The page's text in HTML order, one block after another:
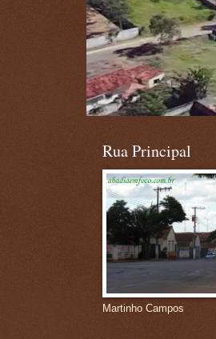
Rua Principal
Martinho Campos